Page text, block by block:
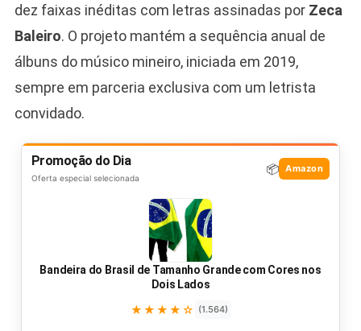
dez faixas inéditas com letras assinadas por Zeca
Baleiro. O projeto mantém a sequência anual de
álbuns do músico mineiro, iniciada em 2019,
sempre em parceria exclusiva com um letrista
convidado.
Promoção do Dia
Oferta especial selecionada
📦 Amazon
Bandeira do Brasil de Tamanho Grande com Cores nos
Dois Lados
★★★★☆ (1.564)